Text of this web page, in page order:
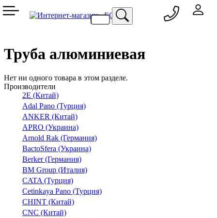
Труба алюминиевая
Нет ни одного товара в этом разделе.
Производители
2E (Китай)
Adal Pano (Турция)
ANKER (Китай)
APRO (Украина)
Arnold Rak (Германия)
BactoSfera (Украина)
Berker (Германия)
BM Group (Италия)
CATA (Турция)
Cetinkaya Pano (Турция)
CHINT (Китай)
CNC (Китай)